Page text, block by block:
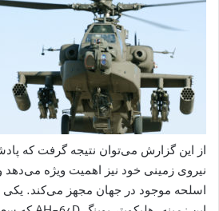
از این گزارش می‌توان نتیجه گرفت که
نیروی زمینی خود نیز اهمیت ویژه می‌دهد
اسلحه موجود در جهان مجهز می‌کند. یکی